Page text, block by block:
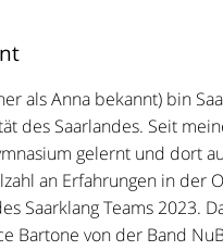
als Anna bekannt) bin
des Saarlandes. Seit
gelernt und dort
an Erfahrungen in der
Saarklang Teams 2023.
Bartone von der Band